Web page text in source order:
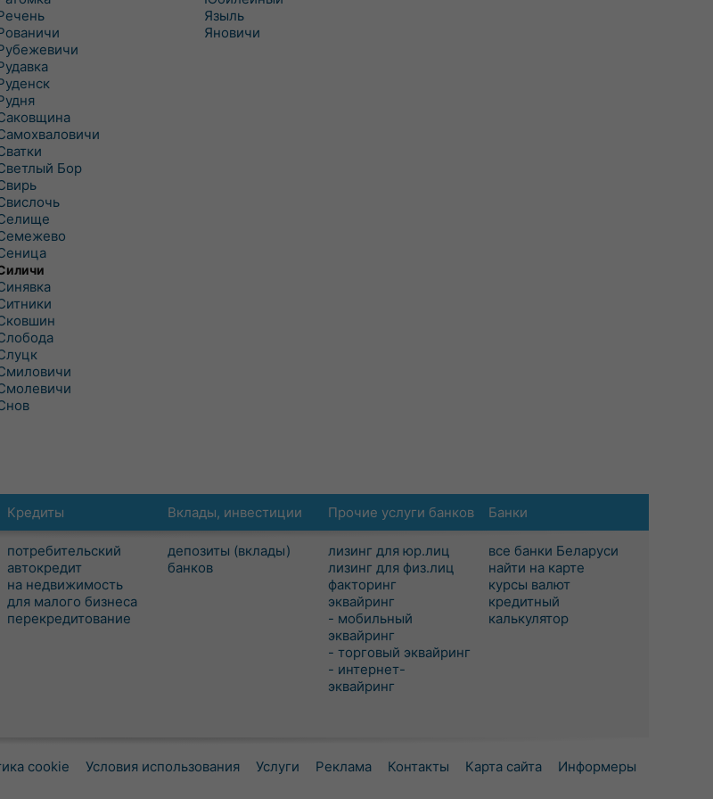
Бор
Языль
Яновичи
Кредиты
потребительский
автокредит
на недвижимость
для малого бизнеса
перекредитование
Вклады, инвестиции
депозиты (вклады)
банков
Прочие услуги банков
лизинг для юр.лиц
лизинг для физ.лиц
факторинг
эквайринг
- мобильный
эквайринг
- торговый эквайринг
- интернет-
эквайринг
Банки
все банки Беларуси
найти на карте
курсы валют
кредитный
калькулятор
cookie Условия использования Услуги Реклама Контакты Карта сайта Информеры